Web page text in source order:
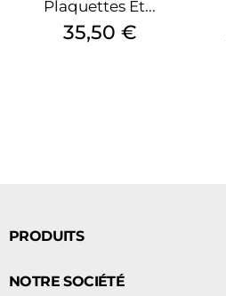
Plaquettes Et...
Prix
35,50 €
PRODUITS
NOTRE SOCIÉTÉ